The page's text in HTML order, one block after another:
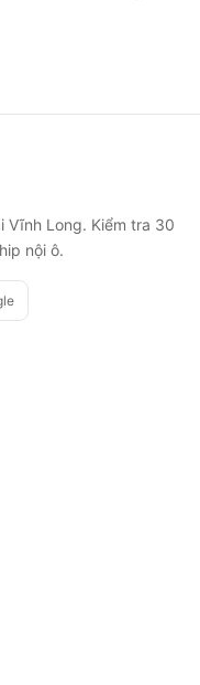
Vĩnh Long. Kiểm tra 30
nội ô.